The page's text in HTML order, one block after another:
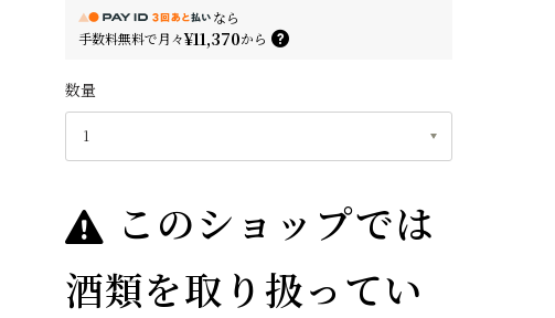
なら
手数料無料で月々¥11,370から
数量
このショップでは
酒類を取り扱ってい